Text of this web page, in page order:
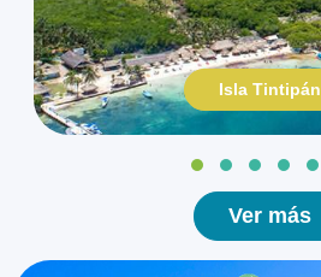
Isla Tintipán
Ver más